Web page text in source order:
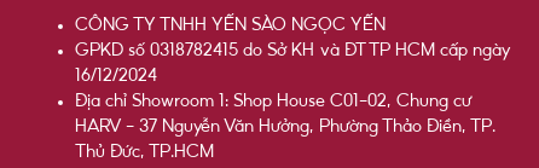
CÔNG TY TNHH YẾN SÀO NGỌC YẾN
GPKD số 0318782415 do Sở KH và ĐT TP HCM cấp ngày
16/12/2024
Địa chỉ Showroom 1: Shop House C01-02, Chung cư
HARV - 37 Nguyễn Văn Hưởng, Phường Thảo Điền, TP.
Thủ Đức, TP.HCM